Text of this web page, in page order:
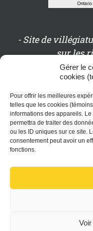
Gérer le
cookies
Pour offrir les meilleures
telles que les cookies
informations des appareils.
permettra de traiter des
ou les ID uniques sur ce site.
consentement peut avoir un
fonctions.
- Site de
sur les
- Le plein air
-
- Forfaits
-Intimité et